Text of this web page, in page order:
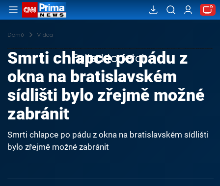
Domů Videa
Failed to fetch
Smrti chlapce po pádu z
okna na bratislavském
sídlišti bylo zřejmě možné
zabránit
Smrti chlapce po pádu z okna na bratislavském sídlišti
bylo zřejmě možné zabránit